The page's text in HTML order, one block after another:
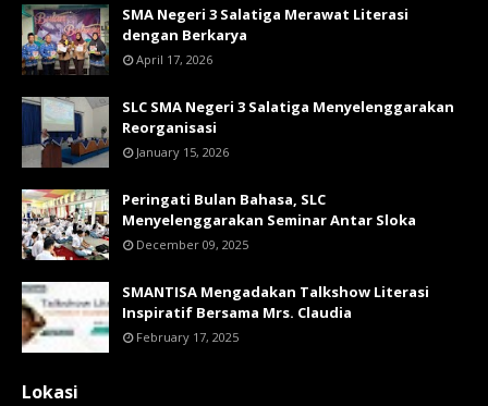
SMA Negeri 3 Salatiga Merawat Literasi
dengan Berkarya
April 17, 2026
SLC SMA Negeri 3 Salatiga Menyelenggarakan
Reorganisasi
January 15, 2026
Peringati Bulan Bahasa, SLC
Menyelenggarakan Seminar Antar Sloka
December 09, 2025
SMANTISA Mengadakan Talkshow Literasi
Inspiratif Bersama Mrs. Claudia
February 17, 2025
Lokasi